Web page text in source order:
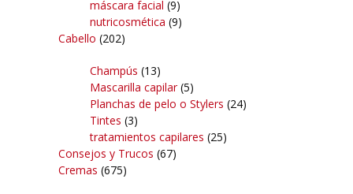
máscara facial (9)
nutricosmética (9)
Cabello (202)
Champús (13)
Mascarilla capilar(5)
Planchas de pelo o Stylers (24)
Tintes (3)
tratamientos capilares (25)
Consejos y Trucos (67)
Cremas (675)